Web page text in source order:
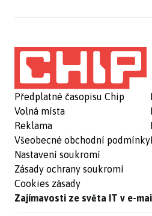
Předplatné časopisu Chip
Volná místa
Reklama
Všeobecné obchodní podmínky
Nastavení soukromí
Zásady ochrany soukromí
Cookies zásady
Zajímavosti ze světa IT v e-